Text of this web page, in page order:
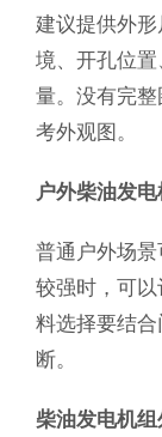
建议提供外
境、开孔位
量。没有完
考外观图。
户外柴油发
普通户外场
较强时，可
料选择要结
断。
柴油发电机